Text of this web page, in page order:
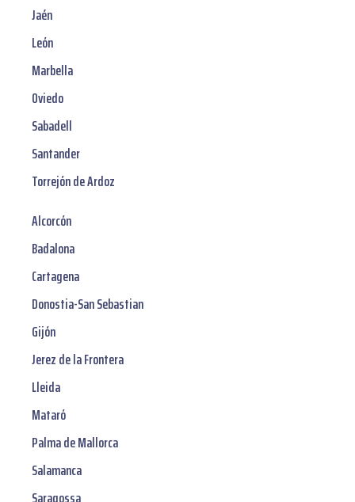
Jaén
León
Marbella
Oviedo
Sabadell
Santander
Torrejón de Ardoz
Alcorcón
Badalona
Cartagena
Donostia-San Sebastian
Gijón
Jerez de la Frontera
Lleida
Mataró
Palma de Mallorca
Salamanca